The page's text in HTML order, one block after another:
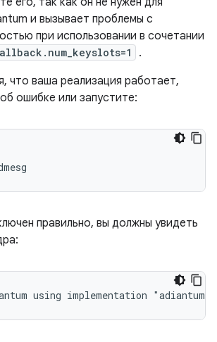
и вызывает проблемы с
при использовании в сочетании
.
что ваша реализация работает,
ошибке или запустите:
правильно, вы должны увидеть